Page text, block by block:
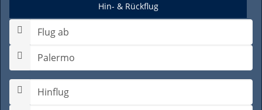
Hin- & Rückflug
Hinflugdatum auswählen